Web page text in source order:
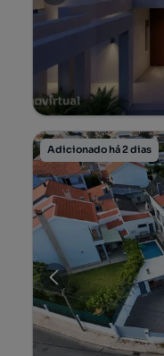
Adicionado há 2 dias